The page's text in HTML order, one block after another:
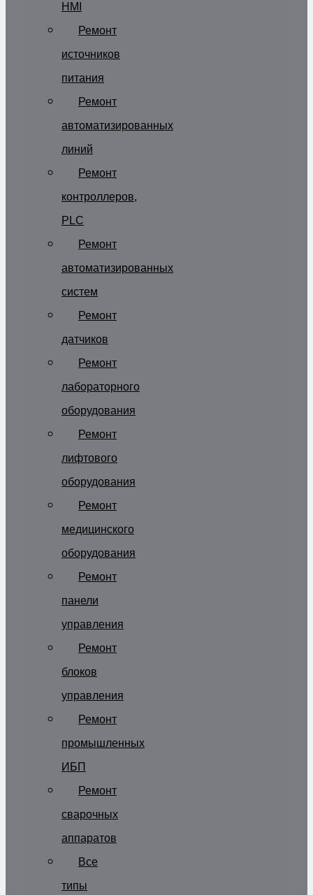
HMI
Ремонт
источников
питания
Ремонт
автоматизированных
линий
Ремонт
контроллеров,
PLC
Ремонт
автоматизированных
систем
Ремонт
датчиков
Ремонт
лабораторного
оборудования
Ремонт
лифтового
оборудования
Ремонт
медицинского
оборудования
Ремонт
панели
управления
Ремонт
блоков
управления
Ремонт
промышленных
ИБП
Ремонт
сварочных
аппаратов
Все
типы